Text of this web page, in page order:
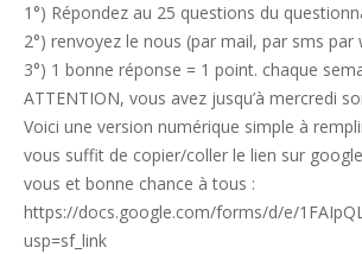
1°) Répondez au 25 questions du
2°) renvoyez le nous (par mail, par sms
3°) 1 bonne réponse = 1 point. chaque
ATTENTION, vous avez jusqu’à mercredi
Voici une version numérique simple à
vous suffit de copier/coller le lien sur
vous et bonne chance à tous :
https://docs.google.com/forms/d/e/
usp=sf_link